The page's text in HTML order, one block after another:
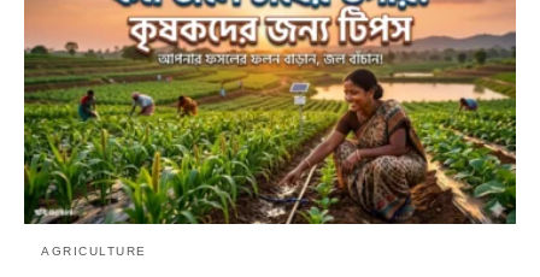
AGRICULTURE